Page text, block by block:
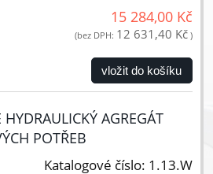
15 284,00 Kč
(bez DPH: 12 631,40 Kč )
vložit do košíku
AGREGÁT
POTŘEB
Katalogové číslo: 1.13.W